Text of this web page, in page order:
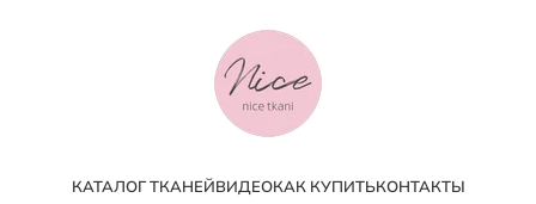
КАТАЛОГ ТКАНЕЙВИДЕОКАК КУПИТЬКОНТАКТЫ